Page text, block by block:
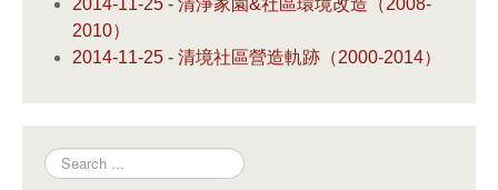
2010）
2014-11-25 - 清境社區營造軌跡（2000-2014）
Search